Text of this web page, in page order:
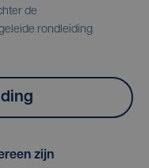
de
rondleiding
zijn